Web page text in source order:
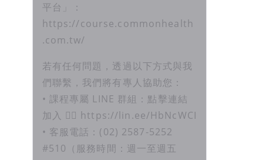
平台」：
https://course.commonhealth
.com.tw/
若有任何問題，透過以下方式與我
們聯繫，我們將有專人協助您：
• 課程專屬 LINE 群組：點擊連結
加入 👉🏻 https://lin.ee/HbNcWCI
• 客服電話：(02) 2587-5252
#510（服務時間：週一至週五